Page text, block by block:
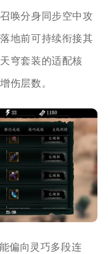
唤分身同步空中攻
地前可持续衔接其
穹套装的适配核
伤层数。
偏向灵巧多段连